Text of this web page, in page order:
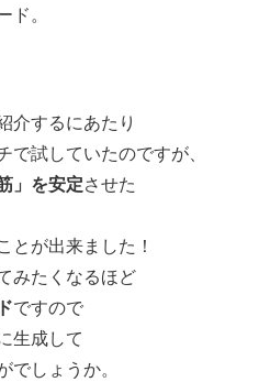
。
介するにあたり
試していたのですが、
」を安定させた
とが出来ました！
みたくなるほど
ですので
生成して
しょうか。